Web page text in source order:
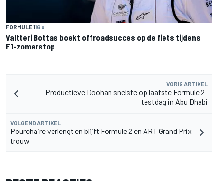
FORMULE 116 u
Valtteri Bottas boekt offroadsucces op de fiets tijdens
F1-zomerstop
VORIG ARTIKEL
Productieve Doohan snelste op laatste Formule 2-
testdag in Abu Dhabi
VOLGEND ARTIKEL
Pourchaire verlengt en blijft Formule 2 en ART Grand Prix
trouw